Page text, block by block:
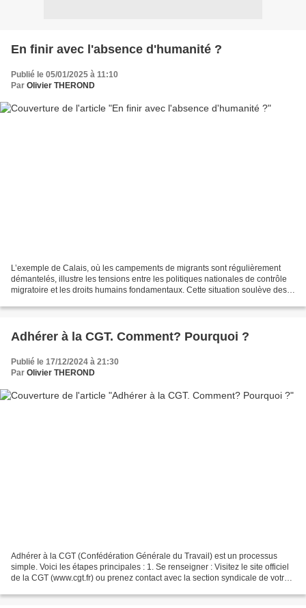
En finir avec l'absence d'humanité ?
Publié le 05/01/2025 à 11:10
Par Olivier THEROND
L’exemple de Calais, où les campements de migrants sont régulièrement
démantelés, illustre les tensions entre les politiques nationales de contrôle
migratoire et les droits humains fondamentaux. Cette situation soulève des
Adhérer à la CGT. Comment? Pourquoi ?
Publié le 17/12/2024 à 21:30
Par Olivier THEROND
Adhérer à la CGT (Confédération Générale du Travail) est un processus
simple. Voici les étapes principales : 1. Se renseigner : Visitez le site officiel
de la CGT (www.cgt.fr) ou prenez contact avec la section syndicale de votre